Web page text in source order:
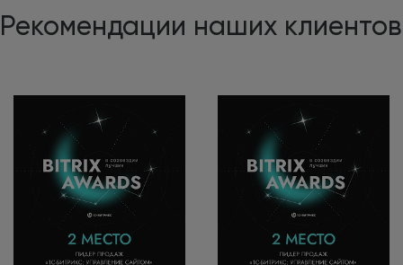
Рекомендации наших клиентов